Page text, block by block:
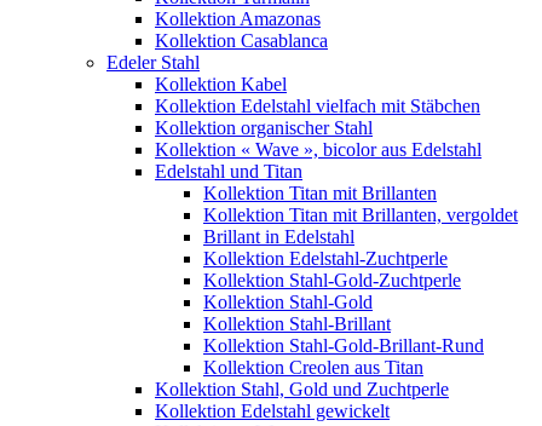
Kollektion Amazonas
Kollektion Casablanca
Edeler Stahl
Kollektion Kabel
Kollektion Edelstahl vielfach mit Stäbchen
Kollektion organischer Stahl
Kollektion « Wave », bicolor aus Edelstahl
Edelstahl und Titan
Kollektion Titan mit Brillanten
Kollektion Titan mit Brillanten, vergoldet
Brillant in Edelstahl
Kollektion Edelstahl-Zuchtperle
Kollektion Stahl-Gold-Zuchtperle
Kollektion Stahl-Gold
Kollektion Stahl-Brillant
Kollektion Stahl-Gold-Brillant-Rund
Kollektion Creolen aus Titan
Kollektion Stahl, Gold und Zuchtperle
Kollektion Edelstahl gewickelt